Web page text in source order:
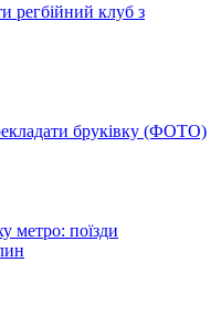
регбійний клуб з
бруківку (ФОТО)
метро: поїзди